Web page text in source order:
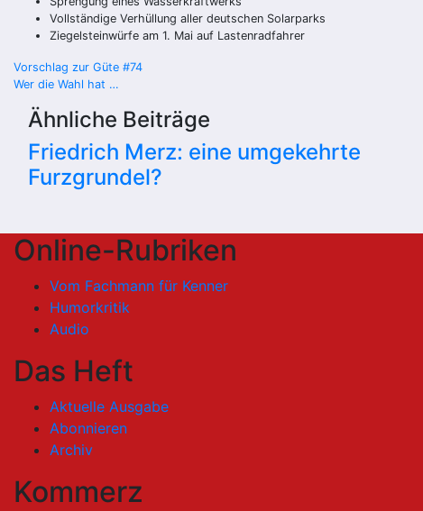
Vollständige Verhüllung aller deutschen Solarparks
Ziegelsteinwürfe am 1. Mai auf Lastenradfahrer
Beitragsnavigation
Vorschlag zur Güte #74
Wer die Wahl hat …
Ähnliche Beiträge
Friedrich Merz: eine umgekehrte
Furzgrundel?
Online-Rubriken
Vom Fachmann für Kenner
Humorkritik
Audio
Das Heft
Aktuelle Ausgabe
Abonnieren
Archiv
Kommerz